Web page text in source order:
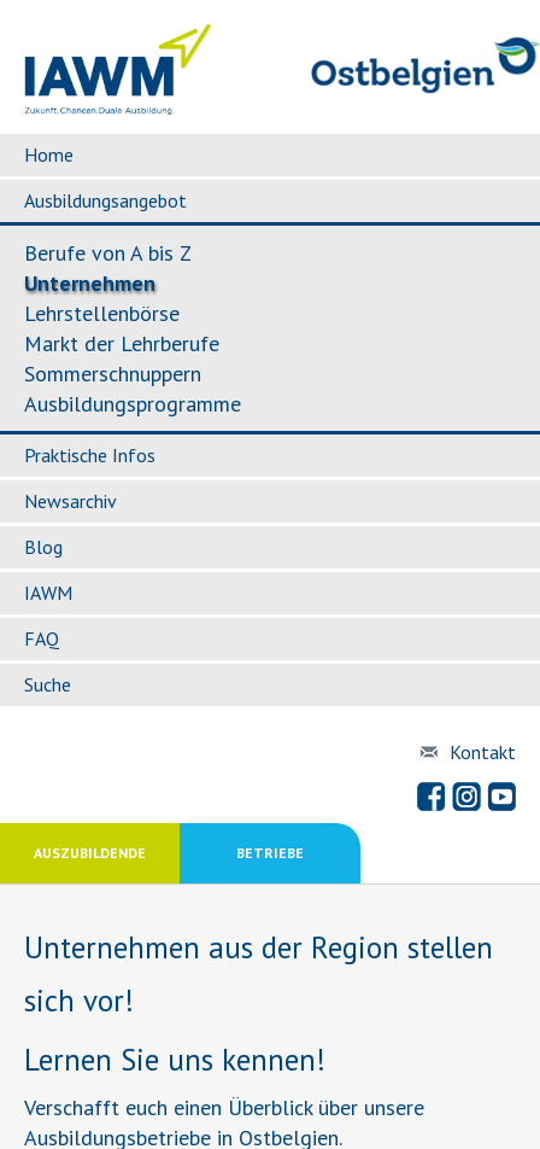
Home
Ausbildungsangebot
Berufe von A bis Z
Unternehmen
Lehrstellenbörse
Markt der Lehrberufe
Sommerschnuppern
Ausbildungsprogramme
Praktische Infos
Newsarchiv
Blog
IAWM
FAQ
Suche
Kontakt
AUSZUBILDENDE BETRIEBE
Unternehmen aus der Region stellen
sich vor!
Lernen Sie uns kennen!
Verschafft euch einen Überblick über unsere
Ausbildungsbetriebe in Ostbelgien.